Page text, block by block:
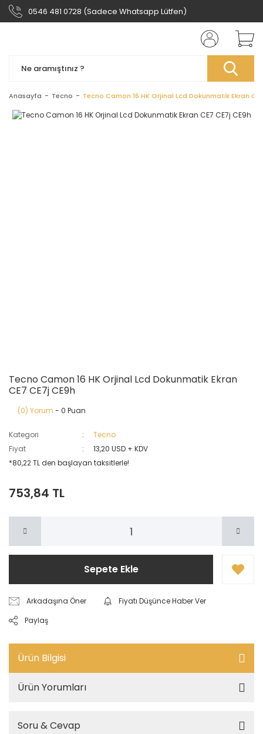
0546 481 0728 (Sadece Whatsapp Lütfen)
Anasayfa Tecno Tecno Camon 16 HK Orjinal Lcd Dokunmatik Ekran
Tecno Camon 16 HK Orjinal Lcd Dokunmatik Ekran
CE7 CE7j CE9h
(0) Yorum - 0 Puan
Kategori
Tecno
Fiyat
13,20 USD + KDV
*80,22 TL den başlayan taksitlerle!
753,84 TL
Sepete Ekle
Arkadaşına Öner
Fiyatı Düşünce Haber Ver
Paylaş
Ürün Bilgisi
Ürün Yorumları
Soru & Cevap